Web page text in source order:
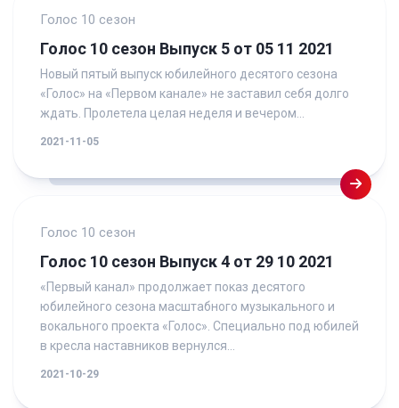
Голос 10 сезон
Голос 10 сезон Выпуск 5 от 05 11 2021
Новый пятый выпуск юбилейного десятого сезона
«Голос» на «Первом канале» не заставил себя долго
ждать. Пролетела целая неделя и вечером...
2021-11-05
Голос 10 сезон
Голос 10 сезон Выпуск 4 от 29 10 2021
«Первый канал» продолжает показ десятого
юбилейного сезона масштабного музыкального и
вокального проекта «Голос». Специально под юбилей
в кресла наставников вернулся...
2021-10-29